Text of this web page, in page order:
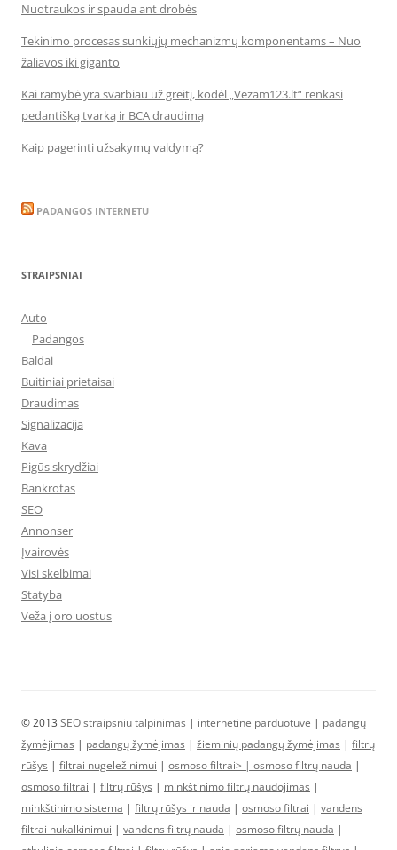
Nuotraukos ir spauda ant drobės
Tekinimo procesas sunkiųjų mechanizmų komponentams – Nuo
žaliavos iki giganto
Kai ramybė yra svarbiau už greitį, kodėl „Vezam123.lt“ renkasi
pedantišką tvarką ir BCA draudimą
Kaip pagerinti užsakymų valdymą?
PADANGOS INTERNETU
STRAIPSNIAI
Auto
Padangos
Baldai
Buitiniai prietaisai
Draudimas
Signalizacija
Kava
Pigūs skrydžiai
Bankrotas
SEO
Annonser
Įvairovės
Visi skelbimai
Statyba
Veža į oro uostus
© 2013 SEO straipsniu talpinimas | internetine parduotuve | padangų
žymėjimas | padangų žymėjimas | žieminių padangų žymėjimas | filtrų
rūšys | filtrai nugeležinimui | osmoso filtrai> | osmoso filtrų nauda |
osmoso filtrai | filtrų rūšys | minkštinimo filtrų naudojimas |
minkštinimo sistema | filtrų rūšys ir nauda | osmoso filtrai | vandens
filtrai nukalkinimui | vandens filtrų nauda | osmoso filtrų nauda |